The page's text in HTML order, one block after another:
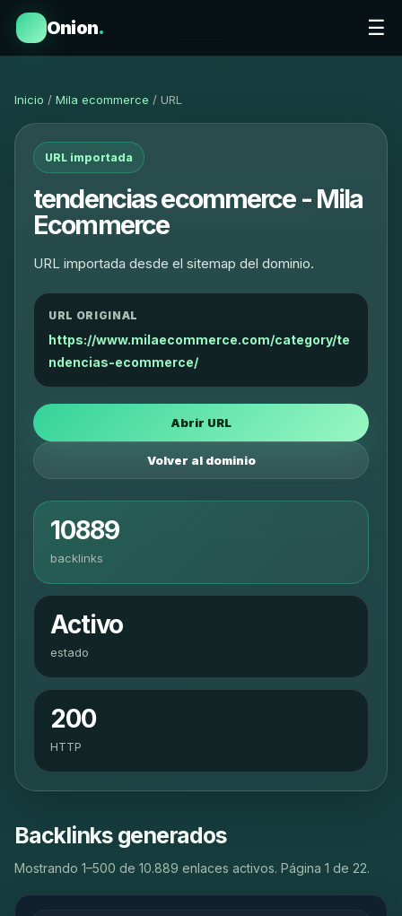
Onion. ☰
Inicio / Mila ecommerce / URL
URL importada
tendencias ecommerce - Mila
Ecommerce
URL importada desde el sitemap del dominio.
URL ORIGINAL
https://www.milaecommerce.com/category/te
ndencias-ecommerce/
Abrir URL
Volver al dominio
10889
backlinks
Activo
estado
200
HTTP
Backlinks generados
Mostrando 1–500 de 10.889 enlaces activos. Página 1 de 22.